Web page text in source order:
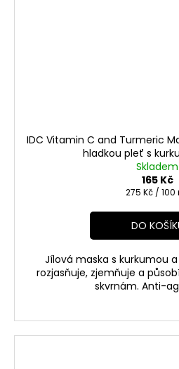
IDC Vitamin C and Turmeric
hladkou pleť s
Skladem
165 Kč
Měrná
275 Kč / 100
DO
Jílová maska s kurkumou
rozjasňuje, zjemňuje a
skvrnám. Anti-